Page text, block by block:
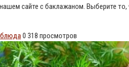
сайте с баклажаном. Выберите то,
0 318 просмотров